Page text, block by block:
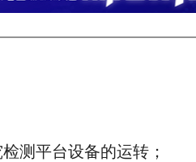
测平台设备的运转；